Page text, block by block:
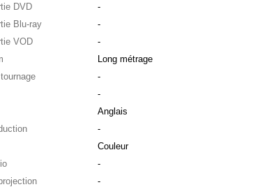
DVD
-
Blu-ray
-
VOD
-
Long métrage
-
-
Anglais
-
Couleur
-
-